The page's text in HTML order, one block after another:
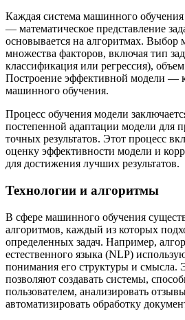
Каждая система машинного
— математическое представление
основывается на алгоритмах. Выбор
множества факторов, включая тип
классификация или регрессия),
Построение эффективной модели —
машинного обучения.
Процесс обучения модели
постепенной адаптации модели для
точных результатов. Этот процесс
оценку эффективности модели и
для достижения лучших результатов.
Технологии и алгоритмы
В сфере машинного обучения
алгоритмов, каждый из которых
определенных задач. Например,
естественного языка (NLP)
понимания его структуры и смысла.
позволяют создавать системы,
пользователем, анализировать
автоматизировать обработку